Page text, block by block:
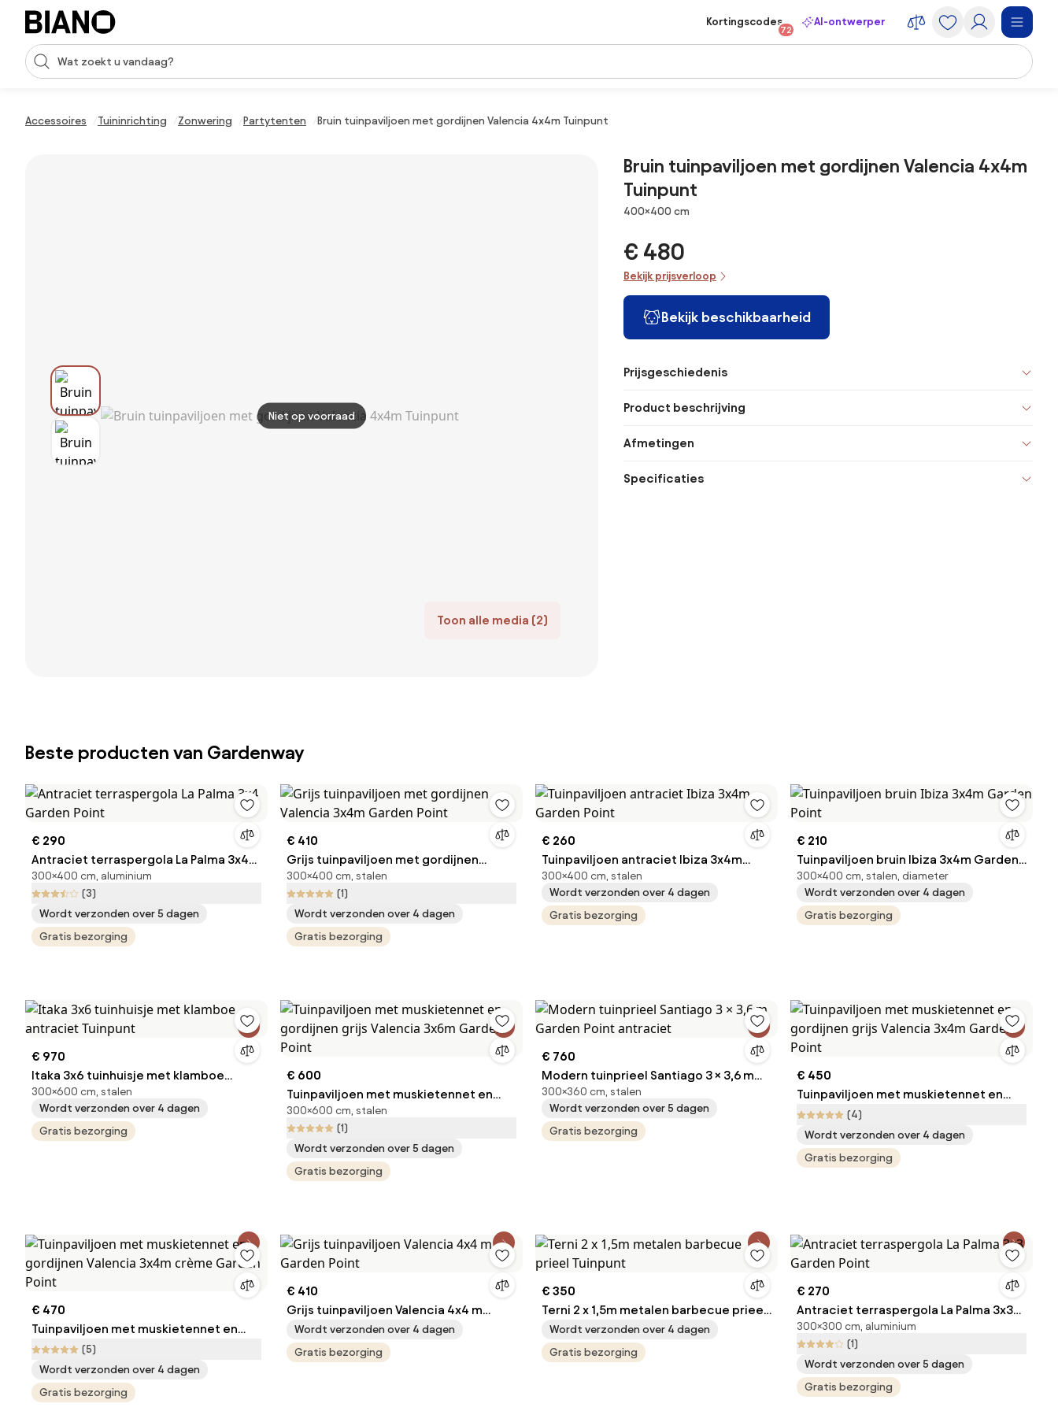
Navigatie overslaan, naar inhoud springen
Zoekopdracht invoeren
Kortingscodes
72
AI-ontwerper
Accessoires Tuininrichting Zonwering Partytenten Bruin tuinpaviljoen met gordijnen Valencia 4x4m Tuinpunt
Toon alle media (2)
Niet op voorraad
Bruin tuinpaviljoen met gordijnen Valencia 4x4m
Tuinpunt
Afmetingen
400×400 cm
€ 480
Bekijk prijsverloop
Bekijk beschikbaarheid
Prijsgeschiedenis
Product beschrijving
Afmetingen
Specificaties
Beste producten van Gardenway
€ 290
Antraciet terraspergola La Palma 3x4
Garden Point
300×400 cm, aluminium
(3)
Wordt verzonden over 5 dagen
Gratis bezorging
€ 410
Grijs tuinpaviljoen met gordijnen
Valencia 3x4m Garden Point
300×400 cm, stalen
(1)
Wordt verzonden over 4 dagen
Gratis bezorging
€ 260
Tuinpaviljoen antraciet Ibiza 3x4m
Garden Point
300×400 cm, stalen
Wordt verzonden over 4 dagen
Gratis bezorging
€ 210
Tuinpaviljoen bruin Ibiza 3x4m Garden
Point
300×400 cm, stalen, diameter
Wordt verzonden over 4 dagen
Gratis bezorging
€ 970
Itaka 3x6 tuinhuisje met klamboe
antraciet Tuinpunt
300×600 cm, stalen
Wordt verzonden over 4 dagen
Gratis bezorging
€ 600
Tuinpaviljoen met muskietennet en
gordijnen grijs Valencia 3x6m Garden
Point
300×600 cm, stalen
(1)
Wordt verzonden over 5 dagen
Gratis bezorging
€ 760
Modern tuinprieel Santiago 3 × 3,6 m
Garden Point antraciet
300×360 cm, stalen
Wordt verzonden over 5 dagen
Gratis bezorging
€ 450
Tuinpaviljoen met muskietennet en
gordijnen grijs Valencia 3x4m Garden
Point
(4)
Wordt verzonden over 4 dagen
Gratis bezorging
€ 470
Tuinpaviljoen met muskietennet en
gordijnen Valencia 3x4m crème
Garden Point
(5)
Wordt verzonden over 4 dagen
Gratis bezorging
€ 410
Grijs tuinpaviljoen Valencia 4x4 m
Garden Point
Wordt verzonden over 4 dagen
Gratis bezorging
€ 350
Terni 2 x 1,5m metalen barbecue prieel
Tuinpunt
Wordt verzonden over 4 dagen
Gratis bezorging
€ 270
Antraciet terraspergola La Palma 3x3
Garden Point
300×300 cm, aluminium
(1)
Wordt verzonden over 5 dagen
Gratis bezorging